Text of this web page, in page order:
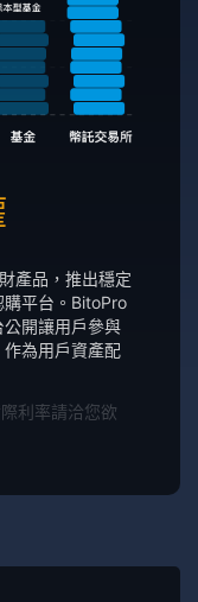
產品，推出穩定
平台。BitoPro
開讓用戶參與
為用戶資產配
利率請洽您欲